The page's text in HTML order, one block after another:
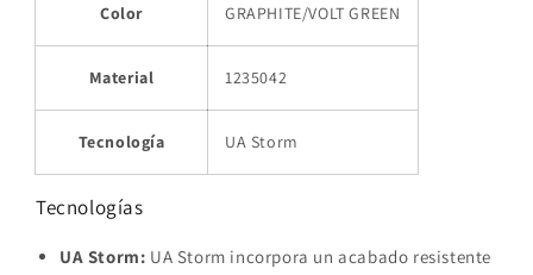
Color GRAPHITE/VOLT GREEN
Material 1235042
Tecnología UA Storm
Tecnologías
UA Storm: UA Storm incorpora un acabado resistente